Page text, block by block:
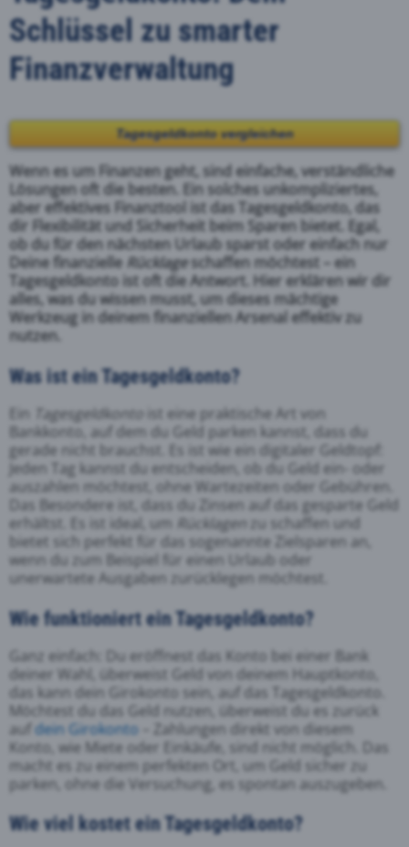
Schlüssel zu smarter
Finanzverwaltung
Tagesgeldkonto vergleichen
Wenn es um Finanzen geht, sind einfache, verständliche
Lösungen oft die besten. Ein solches unkompliziertes,
aber effektives Finanztool ist das Tagesgeldkonto, das
dir Flexibilität und Sicherheit beim Sparen bietet. Egal,
ob du für den nächsten Urlaub sparst oder einfach nur
Deine finanzielle Rücklageschaffen möchtest – ein
Tagesgeldkonto ist oft die Antwort. Hier erklären wir dir
alles, was du wissen musst, um dieses mächtige
Werkzeug in deinem finanziellen Arsenal effektiv zu
nutzen.
Was ist ein Tagesgeldkonto?
Ein Tagesgeldkonto ist eine praktische Art von
Bankkonto, auf dem du Geld parken kannst, dass du
gerade nicht brauchst. Es ist wie ein digitaler Geldtopf:
Jeden Tag kannst du entscheiden, ob du Geld ein- oder
auszahlen möchtest, ohne Wartezeiten oder Gebühren.
Das Besondere ist, dass du Zinsen auf das gesparte Geld
erhältst. Es ist ideal, um Rücklagen zu schaffen und
bietet sich perfekt für das sogenannte Zielsparen an,
wenn du zum Beispiel für einen Urlaub oder
unerwartete Ausgaben zurücklegen möchtest.
Wie funktioniert ein Tagesgeldkonto?
Ganz einfach: Du eröffnest das Konto bei einer Bank
deiner Wahl, überweist Geld von deinem Hauptkonto,
das kann dein Girokonto sein, auf das Tagesgeldkonto.
Möchtest du das Geld nutzen, überweist du es zurück
auf dein Girokonto – Zahlungen direkt von diesem
Konto, wie Miete oder Einkäufe, sind nicht möglich. Das
macht es zu einem perfekten Ort, um Geld sicher zu
parken, ohne die Versuchung, es spontan auszugeben.
Wie viel kostet ein Tagesgeldkonto?